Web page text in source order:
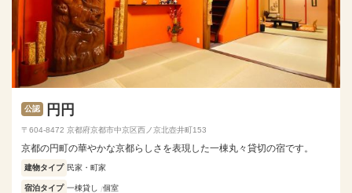
公認 円円
〒604-8472 京都府京都市中京区西ノ京北壺井町153
京都の円町の華やかな京都らしさを表現した一棟丸々貸切の宿です。
建物タイプ 民家・町家
宿泊タイプ 一棟貸し 個室